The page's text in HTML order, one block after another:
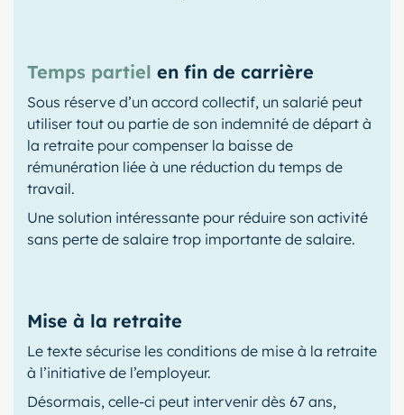
Temps partiel en fin de carrière
Sous réserve d’un accord collectif, un salarié peut
utiliser tout ou partie de son indemnité de départ à
la retraite pour compenser la baisse de
rémunération liée à une réduction du temps de
travail.
Une solution intéressante pour réduire son activité
sans perte de salaire trop importante de salaire.
Mise à la retraite
Le texte sécurise les conditions de mise à la retraite
à l’initiative de l’employeur.
Désormais, celle-ci peut intervenir dès 67 ans,